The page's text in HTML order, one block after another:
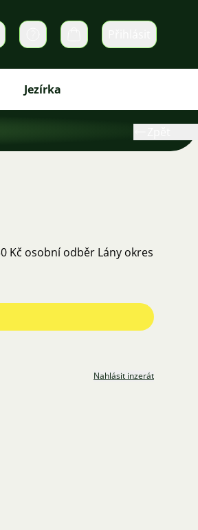
zprávy Košík
Jezírka
Kč osobní odběr Lány okres
Nahlásit inzerát